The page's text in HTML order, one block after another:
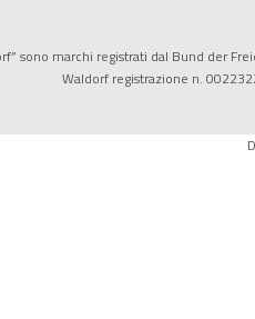
sono marchi registrati dal Bund der
Waldorf registrazione n.